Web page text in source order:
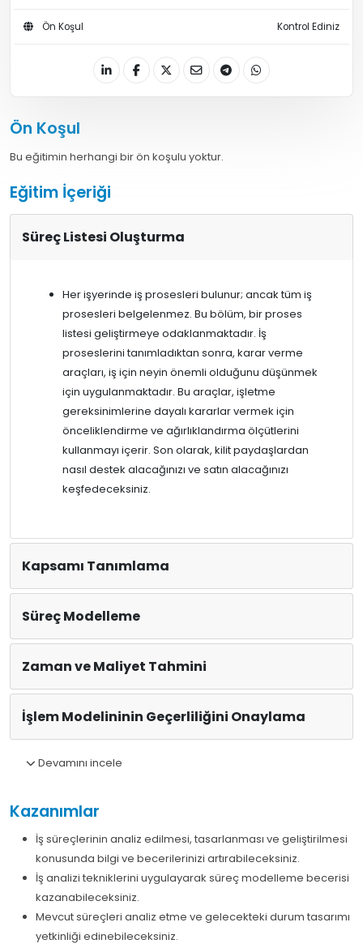
Ön Koşul Kontrol Ediniz
Ön Koşul
Bu eğitimin herhangi bir ön koşulu yoktur.
Eğitim İçeriği
Süreç Listesi Oluşturma
Her işyerinde iş prosesleri bulunur; ancak tüm iş
prosesleri belgelenmez. Bu bölüm, bir proses
listesi geliştirmeye odaklanmaktadır. İş
proseslerini tanımladıktan sonra, karar verme
araçları, iş için neyin önemli olduğunu düşünmek
için uygulanmaktadır. Bu araçlar, işletme
gereksinimlerine dayalı kararlar vermek için
önceliklendirme ve ağırlıklandırma ölçütlerini
kullanmayı içerir. Son olarak, kilit paydaşlardan
nasıl destek alacağınızı ve satın alacağınızı
keşfedeceksiniz.
Kapsamı Tanımlama
Süreç Modelleme
Zaman ve Maliyet Tahmini
İşlem Modelininin Geçerliliğini Onaylama
Devamını incele
Kazanımlar
İş süreçlerinin analiz edilmesi, tasarlanması ve geliştirilmesi
konusunda bilgi ve becerilerinizi artırabileceksiniz.
İş analizi tekniklerini uygulayarak süreç modelleme becerisi
kazanabileceksiniz.
Mevcut süreçleri analiz etme ve gelecekteki durum tasarımı
yetkinliği edinebileceksiniz.